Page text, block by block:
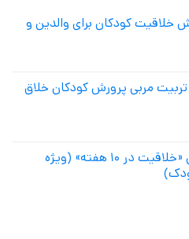
خلاقیت کودکان برای والدین و
مربی پرورش کودکان خلاق
دوره آموزش مجازی «خلاقیت در ۱۰ هفته» (ویژه